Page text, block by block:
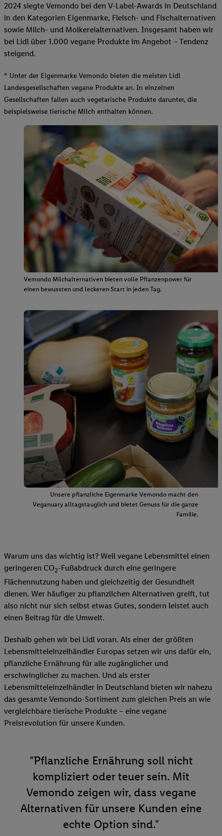
2024 siegte Vemondo bei den V-Label-Awards in Deutschland
in den Kategorien Eigenmarke, Fleisch- und Fischalternativen
sowie Milch- und Molkereialternativen. Insgesamt haben wir
bei Lidl über 1.000 vegane Produkte im Angebot – Tendenz
steigend.
* Unter der Eigenmarke Vemondo bieten die meisten Lidl
Landesgesellschaften vegane Produkte an. In einzelnen
Gesellschaften fallen auch vegetarische Produkte darunter, die
beispielsweise tierische Milch enthalten können.
Vemondo Milchalternativen bieten volle Pflanzenpower für
einen bewussten und leckeren Start in jeden Tag.
Unsere pflanzliche Eigenmarke Vemondo macht den
Veganuary alltagstauglich und bietet Genuss für die ganze
Familie.
Warum uns das wichtig ist? Weil vegane Lebensmittel einen
geringeren CO2-Fußabdruck durch eine geringere
Flächennutzung haben und gleichzeitig der Gesundheit
dienen. Wer häufiger zu pflanzlichen Alternativen greift, tut
also nicht nur sich selbst etwas Gutes, sondern leistet auch
einen Beitrag für die Umwelt.
Deshalb gehen wir bei Lidl voran. Als einer der größten
Lebensmitteleinzelhändler Europas setzen wir uns dafür ein,
pflanzliche Ernährung für alle zugänglicher und
erschwinglicher zu machen. Und als erster
Lebensmitteleinzelhändler in Deutschland bieten wir nahezu
das gesamte Vemondo-Sortiment zum gleichen Preis an wie
vergleichbare tierische Produkte – eine vegane
Preisrevolution für unsere Kunden.
"Pflanzliche Ernährung soll nicht
kompliziert oder teuer sein. Mit
Vemondo zeigen wir, dass vegane
Alternativen für unsere Kunden eine
echte Option sind."